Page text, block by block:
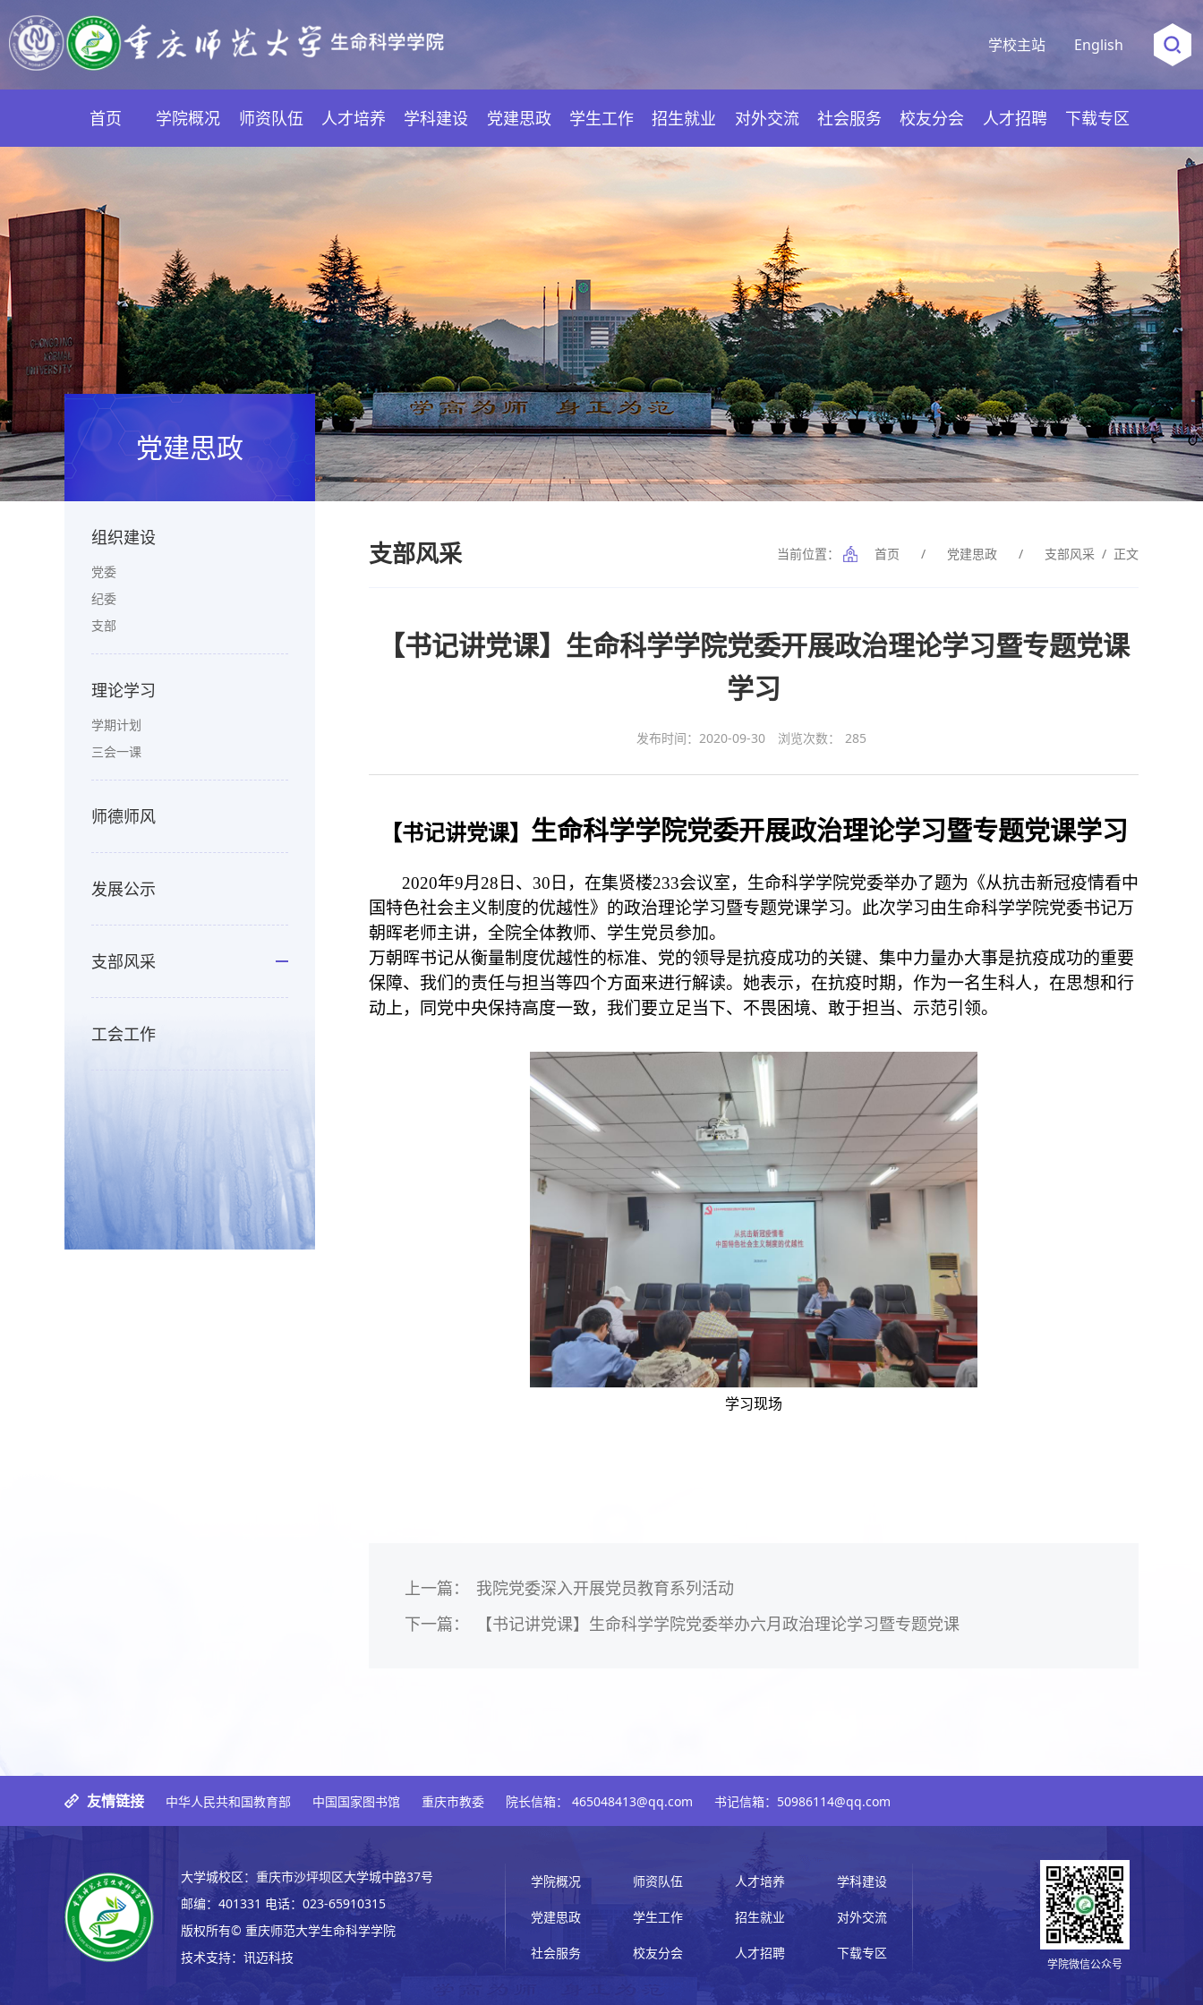
学校主站 English
首页 学院概况 师资队伍 人才培养 学科建设 党建思政 学生工作 招生就业 对外交流 社会服务 校友分会 人才招聘 下载专区
党建思政
组织建设
党委
纪委
支部
理论学习
学期计划
三会一课
师德师风
发展公示
支部风采
工会工作
支部风采 当前位置： 首页 / 党建思政 / 支部风采 / 正文
【书记讲党课】生命科学学院党委开展政治理论学习暨专题党课
学习
发布时间：2020-09-30 浏览次数： 285
【书记讲党课】 生命科学学院党委开展政治理论学习暨专题党课学习
2020年9月 28 日、 30 日，在集贤楼233会议室，生命科学学院党委举办了题为《从抗击新冠疫情看中
国特色社会主义制度的优越性》的政治理论学习暨专题党课学习。此次学习由生命科学学院党委书记万
朝晖老师主讲，全院全体教师、学生党员参加。
万朝晖书记从衡量制度优越性的标准、党的领导是抗疫成功的关键、集中力量办大事是抗疫成功的重要
保障、我们的责任与担当等四个方面来进行解读。她表示，在抗疫时期，作为一名生科人，在思想和行
动上，同党中央保持高度一致，我们要立足当下、不畏困境、敢于担当、示范引领。
学习现场
上一篇：
我院党委深入开展党员教育系列活动
下一篇：
【书记讲党课】生命科学学院党委举办六月政治理论学习暨专题党课
友情链接 中华人民共和国教育部 中国国家图书馆 重庆市教委 院长信箱： 465048413@qq.com 书记信箱：50986114@qq.com
大学城校区：重庆市沙坪坝区大学城中路37号
邮编： 401331 电话： 023-65910315
版权所有© 重庆师范大学生命科学学院
技术支持： 讯迈科技
学院概况 师资队伍 人才培养 学科建设
党建思政 学生工作 招生就业 对外交流
社会服务 校友分会 人才招聘 下载专区
学院微信公众号